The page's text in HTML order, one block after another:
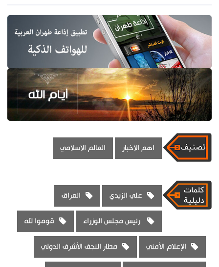
اهم الاخبار العالم الاسلامي
علي الزيدي العراق
رئيس مجلس الوزراء قوموا لله
الإعلام الأمني مطار النجف الأشرف الدولي